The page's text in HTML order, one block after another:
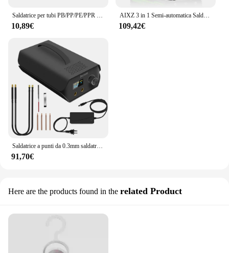
Saldatrice per tubi PB/PP/PE/PPR saldatrice per tubi PPR attrezzatura per saldatura a fusione di tubi in plastica saldatrice per tubi in PVC strumento di fusione a caldo
10,89€
AIXZ 3 in 1 Semi-automatica Saldatrice MIG Ascensore Saldatori TIG/MMA AIM145 Per Saldatura di Ferro Senza Gas Saldatore Mig Portatile 220V
109,42€
Saldatrice a punti da 0.3mm saldatrice a punti portatile in nichel capacità Farad foglio di accumulo di energia fai da te Mini Home 18650 saldatura a batteria al litio
91,70€
Here are the products found in the related Product